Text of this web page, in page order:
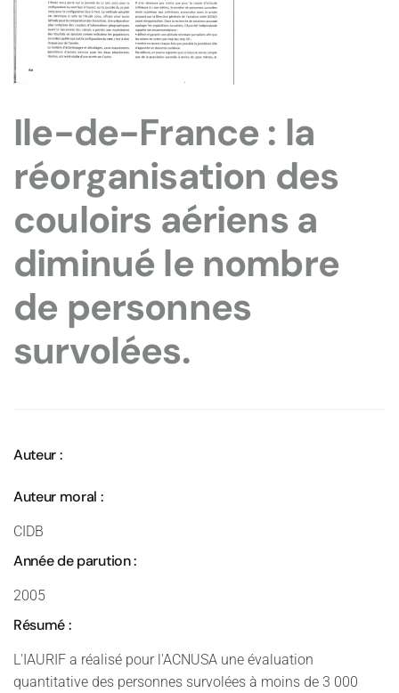
Ile-de-France : la
réorganisation des
couloirs aériens a
diminué le nombre
de personnes
survolées.
Auteur :
Auteur moral :
CIDB
Année de parution :
2005
Résumé :
L'IAURIF a réalisé pour l'ACNUSA une évaluation
quantitative des personnes survolées à moins de 3 000